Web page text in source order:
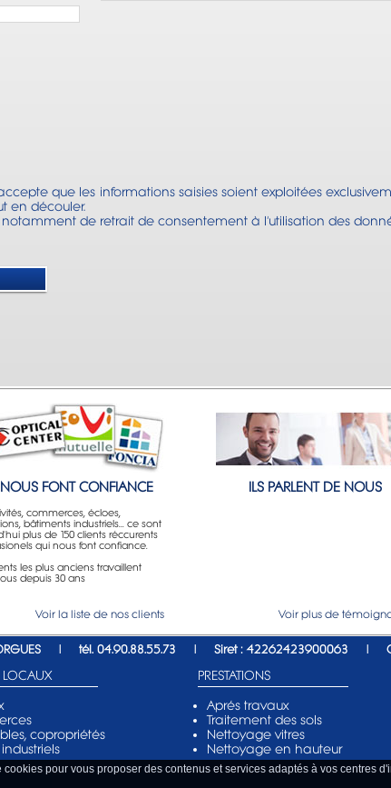
que les informations saisies soient exploitées
en découler.
notamment de retrait de consentement à l'utilisation des
NOUS FONT CONFIANCE
commerces, écloes,
bâtiments industriels... ce sont
plus de 150 clients réccurents
qui nous font confiance.
les plus anciens travaillent
depuis 30 ans
Voir la liste de nos clients
ILS PARLENT DE NOUS
Voir plus de
tél. 04.90.88.55.73 Siret : 42262423900063
LOCAUX
copropriétés
PRESTATIONS
Aprés travaux
Traitement des sols
Nettoyage vitres
Nettoyage en hauteur
pour vous proposer des contenus et services adaptés à vos centres